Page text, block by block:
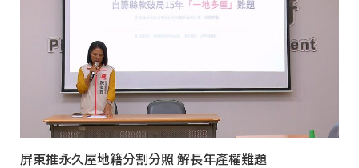
屏東推永久屋地籍分割分照 解長年產權難題